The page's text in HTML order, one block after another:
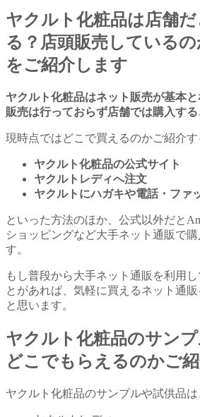
ヤクルト化粧品は店舗だ
る？店頭販売している
をご紹介します
ヤクルト化粧品はネット販売が基本
販売は行っておらず店舗では購入する
現時点ではどこで買えるのかご紹介す
ヤクルト化粧品の公式サイト
ヤクルトレディへ注文
ヤクルトにハガキや電話・ファ
といった方法のほか、公式以外だと
ショッピングなど大手ネット通販で
す。
もし普段から大手ネット通販を利用
とがあれば、気軽に買えるネット通
と思います。
ヤクルト化粧品のサン
どこでもらえるのかご
ヤクルト化粧品のサンプルや試供品は